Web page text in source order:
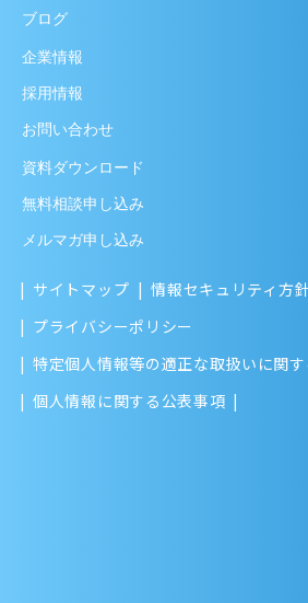
ブログ
企業情報
採用情報
お問い合わせ
資料ダウンロード
無料相談申し込み
メルマガ申し込み
サイトマップ
情報セキュリティ方針
プライバシーポリシー
特定個人情報等の適正な取扱いに関
個人情報に関する公表事項